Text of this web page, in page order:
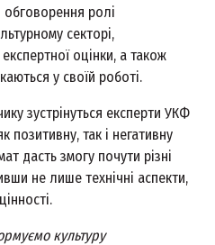
ролі
секторі,
оцінки, а також
у своїй роботі.
зустрінуться експерти УКФ
позитивну, так і негативну
дасть змогу почути різні
не лише технічні аспекти,
культуру